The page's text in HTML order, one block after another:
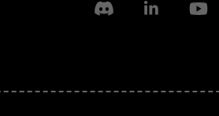
Youtube
Linkedin
Discord